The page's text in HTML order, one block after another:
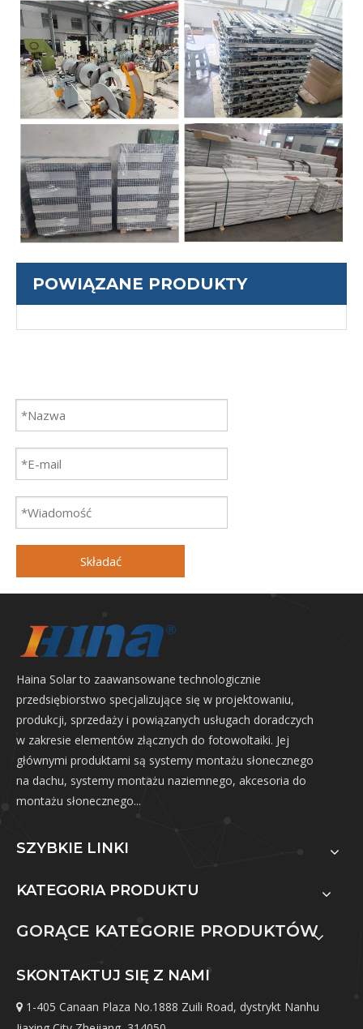
POWIĄZANE PRODUKTY
Składać
Haina Solar to zaawansowane technologicznie
przedsiębiorstwo specjalizujące się w projektowaniu,
produkcji, sprzedaży i powiązanych usługach doradczych
w zakresie elementów złącznych do fotowoltaiki. Jej
głównymi produktami są systemy montażu słonecznego
na dachu, systemy montażu naziemnego, akcesoria do
montażu słonecznego...
SZYBKIE LINKI
KATEGORIA PRODUKTU
GORĄCE KATEGORIE PRODUKTÓW
SKONTAKTUJ SIĘ Z NAMI
 1-405 Canaan Plaza No.1888 Zuili Road, dystrykt Nanhu